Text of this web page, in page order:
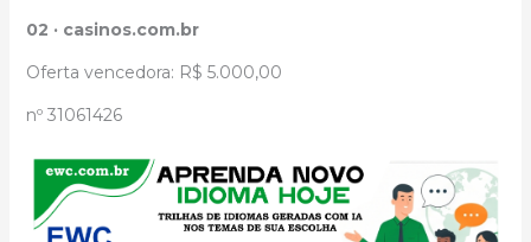
02 · casinos.com.br
Oferta vencedora: R$ 5.000,00
nº 31061426